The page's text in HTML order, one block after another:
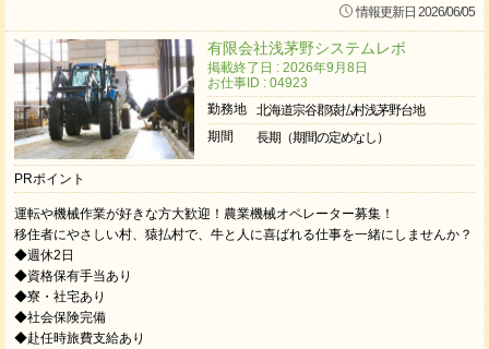
情報更新日 2026/06/05
有限会社浅茅野システムレボ
掲載終了日 : 2026年9月8日
お仕事ID : 04923
勤務地
北海道宗谷郡猿払村浅茅野台地
期間
長期（期間の定めなし）
PRポイント
運転や機械作業が好きな方大歓迎！農業機械オペレーター募集！
移住者にやさしい村、猿払村で、牛と人に喜ばれる仕事を一緒にしませんか？
◆週休2日
◆資格保有手当あり
◆寮・社宅あり
◆社会保険完備
◆赴任時旅費支給あり